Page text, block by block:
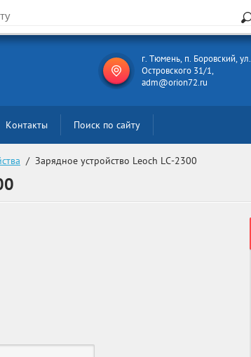
г. Тюмень, п. Боровский, ул.
Островского 31/1,
adm@orion72.ru
Контакты Поиск по сайту
  /  Зарядное устройство Leoch LC-2300